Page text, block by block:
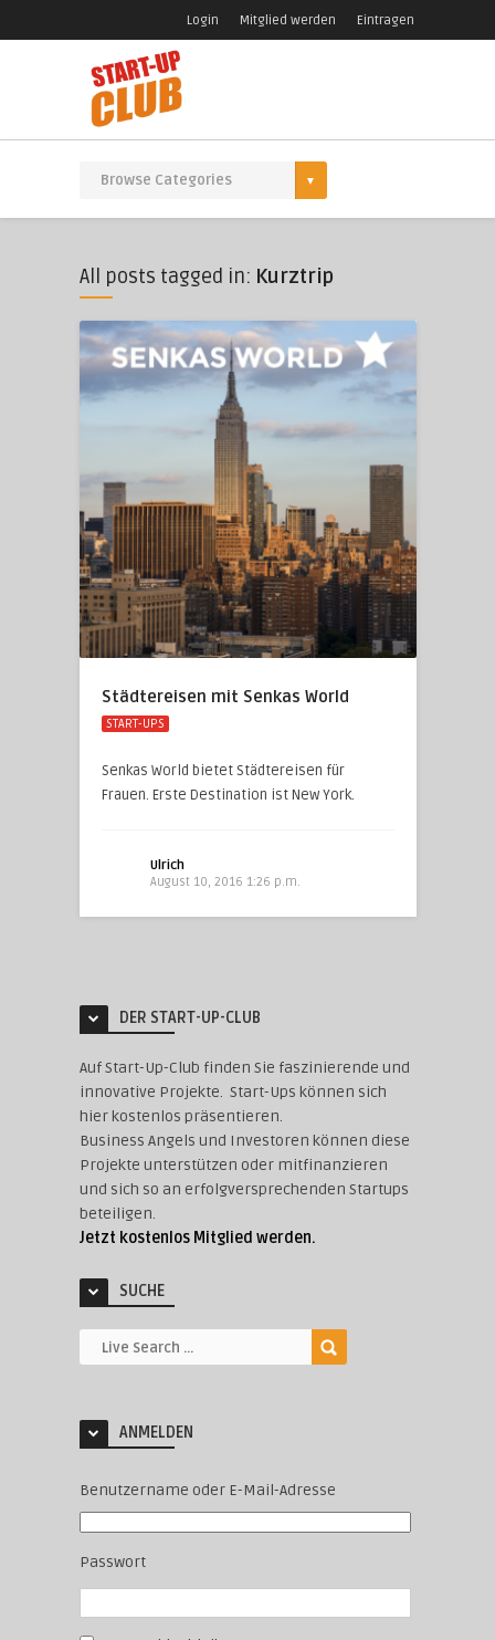
Login Mitglied werden Eintragen
All posts tagged in: Kurztrip
Städtereisen mit Senkas World
START-UPS
Senkas World bietet Städtereisen für
Frauen. Erste Destination ist New York.
Ulrich
August 10, 2016 1:26 p.m.
DER START-UP-CLUB
Auf Start-Up-Club finden Sie faszinierende und
innovative Projekte. Start-Ups können sich
hier kostenlos präsentieren.
Business Angels und Investoren können diese
Projekte unterstützen oder mitfinanzieren
und sich so an erfolgversprechenden Startups
beteiligen.
Jetzt kostenlos Mitglied werden.
SUCHE
ANMELDEN
Benutzername oder E-Mail-Adresse
Passwort